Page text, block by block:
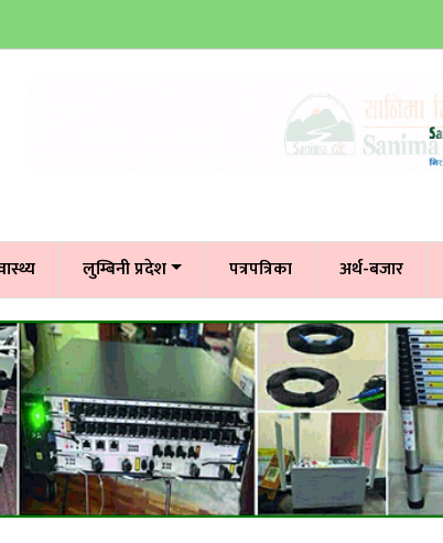
लुम्बिनी प्रदेश पत्रपत्रिका अर्थ-बजार